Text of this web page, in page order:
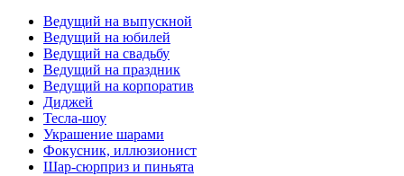
Ведущий на выпускной
Ведущий на юбилей
Ведущий на свадьбу
Ведущий на праздник
Ведущий на корпоратив
Диджей
Тесла-шоу
Украшение шарами
Фокусник, иллюзионист
Шар-сюрприз и пиньята